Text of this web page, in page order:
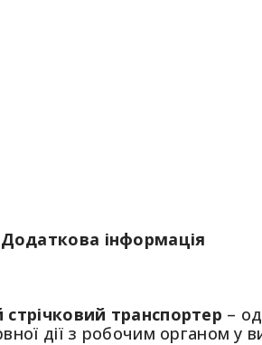
Додаткова інформація
транспортер –
дії з робочим органом у